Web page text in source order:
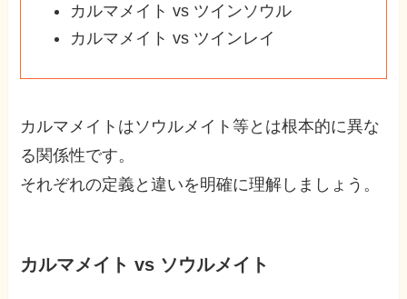
カルマメイト vs ツインソウル
カルマメイト vs ツインレイ
カルマメイトはソウルメイト等とは根本的に異な
る関係性です。
それぞれの定義と違いを明確に理解しましょう。
カルマメイト vs ソウルメイト